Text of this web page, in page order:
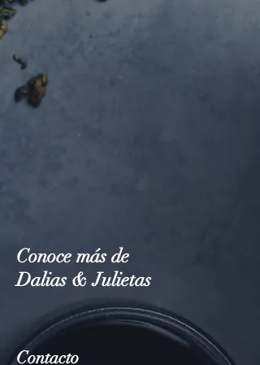
Conoce más de
Dalias & Julietas
Contacto